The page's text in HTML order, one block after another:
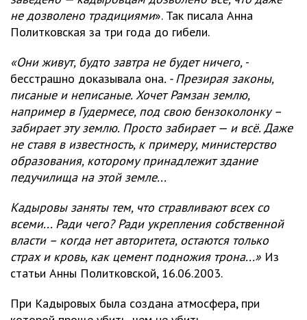
не дозволено традициями». Так писала Анна
Политковская за три года до гибели.
«Они живут, будто завтра не будет ничего, -
бесстрашно доказывала она. - Презирая законы,
писаные и неписаные. Хочет Рамзан землю,
например в Гудермесе, под свою бензоколонку –
забирает эту землю. Просто забирает — и всё. Даже
не ставя в известность, к примеру, министерство
образования, которому принадлежит здание
педучилища на этой земле...
Кадыровы заняты тем, что стравливают всех со
всеми... Ради чего? Ради укрепления собственной
власти – когда нет авторитета, остаются только
страх и кровь, как цемент подножия трона...» Из
статьи Анны Политковской, 16.06.2003.
При Кадыровых была создана атмосфера, при